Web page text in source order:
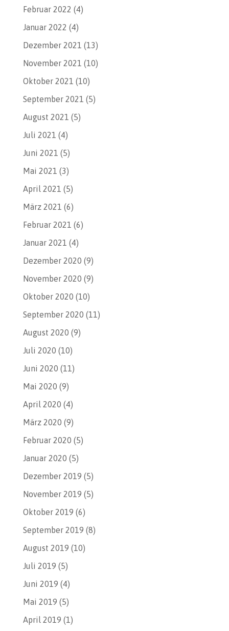
Februar 2022 (4)
Januar 2022 (4)
Dezember 2021 (13)
November 2021 (10)
Oktober 2021 (10)
September 2021 (5)
August 2021 (5)
Juli 2021 (4)
Juni 2021 (5)
Mai 2021 (3)
April 2021 (5)
März 2021 (6)
Februar 2021 (6)
Januar 2021 (4)
Dezember 2020 (9)
November 2020 (9)
Oktober 2020 (10)
September 2020 (11)
August 2020 (9)
Juli 2020 (10)
Juni 2020 (11)
Mai 2020 (9)
April 2020 (4)
März 2020 (9)
Februar 2020 (5)
Januar 2020 (5)
Dezember 2019 (5)
November 2019 (5)
Oktober 2019 (6)
September 2019 (8)
August 2019 (10)
Juli 2019 (5)
Juni 2019 (4)
Mai 2019 (5)
April 2019 (1)